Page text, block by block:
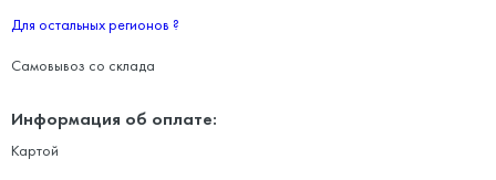
Для остальных регионов ?
Самовывоз со склада
Информация об оплате:
Картой